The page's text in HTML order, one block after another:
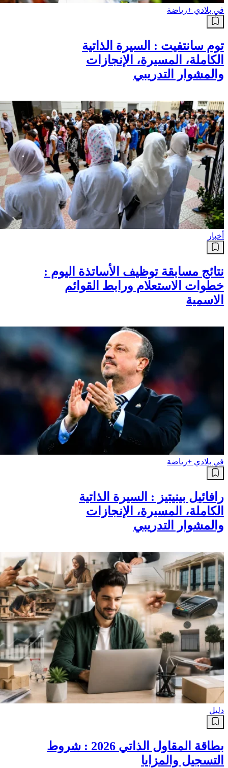
في بلادي +رياضة
توم سانتفيت : السيرة الذاتية
الكاملة، المسيرة، الإنجازات
والمشوار التدريبي
أخبار
نتائج مسابقة توظيف الأساتذة اليوم :
خطوات الاستعلام ورابط القوائم
الاسمية
في بلادي +رياضة
رافائيل بينيتيز : السيرة الذاتية
الكاملة، المسيرة، الإنجازات
والمشوار التدريبي
دليل
بطاقة المقاول الذاتي 2026 : شروط
التسجيل والمزايا